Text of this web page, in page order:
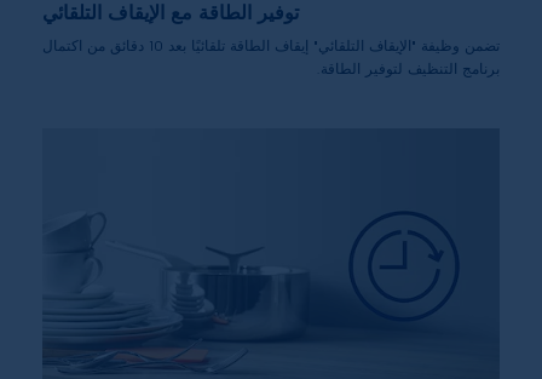
توفير الطاقة مع الإيقاف التلقائي
تضمن وظيفة "الإيقاف التلقائي" إيقاف الطاقة تلقائيًا بعد 10 دقائق من اكتمال
برنامج التنظيف لتوفير الطاقة.